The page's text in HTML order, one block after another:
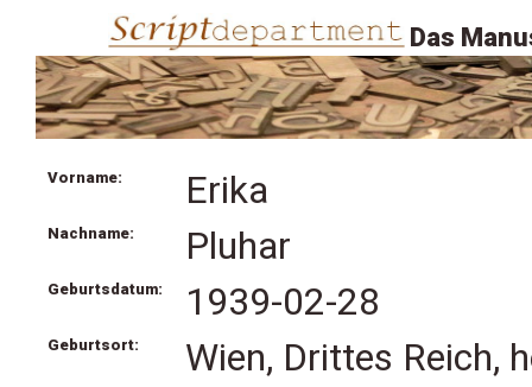
Das
Vorname: Erika
Nachname: Pluhar
Geburtsdatum: 1939-02-28
Geburtsort: Wien, Drittes Reich,